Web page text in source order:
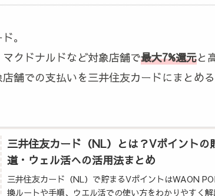
。
クドナルドなど対象店舗で最大7%還元と
舗での支払いを三井住友カードにまとめ
三井住友カード（NL）とは？Vポイントの
道・ウェル活への活用法まとめ
三井住友カード（NL）で貯まるVポイントはWAON
換ルートや手順、ウエル活での使い方をわかりやすく解